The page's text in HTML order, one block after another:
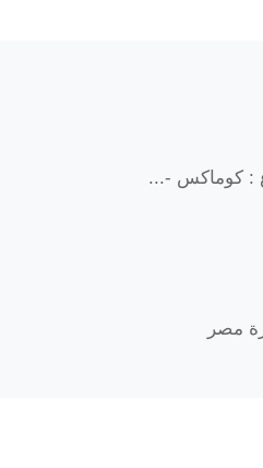
: كوماكس -...